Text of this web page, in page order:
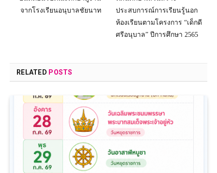
จากโรงเรียนอนุบาลชัยนาท
ประสบการณ์การเรียนรู้นอก
ห้องเรียนตามโครงการ “เด็กดี
ศรีอนุบาล” ปีการศึกษา 2565
RELATED POSTS